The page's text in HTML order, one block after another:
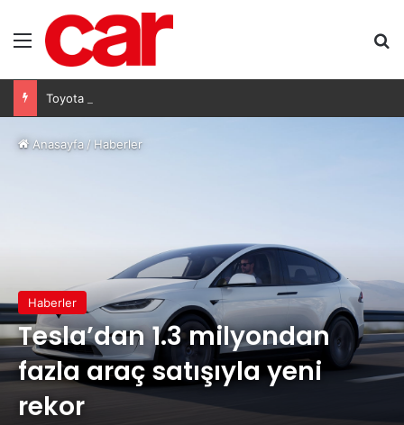
Menü
Anasayfa /Haberler
Haberler
Tesla’dan 1.3 milyondan
fazla araç satışıyla yeni
rekor